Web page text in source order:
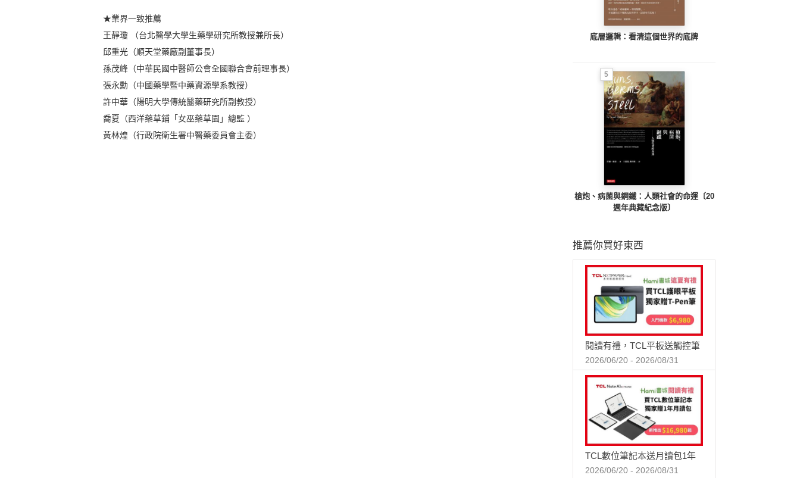
★業界一致推薦
王靜瓊 （台北醫學大學生藥學研究所教授兼所長）
邱重光（順天堂藥廠副董事長）
孫茂峰（中華民國中醫師公會全國聯合會前理事長）
張永勳（中國藥學暨中藥資源學系教授）
許中華（陽明大學傳統醫藥研究所副教授）
喬夏（西洋藥草鋪「女巫藥草園」總監 ）
黃林煌（行政院衛生署中醫藥委員會主委）
底層邏輯：看清這個世界的底牌
5
槍炮、病菌與鋼鐵：人類社會的命運〔20
週年典藏紀念版〕
推薦你買好東西
閱讀有禮，TCL平板送觸控筆
2026/06/20 - 2026/08/31
TCL數位筆記本送月讀包1年
2026/06/20 - 2026/08/31